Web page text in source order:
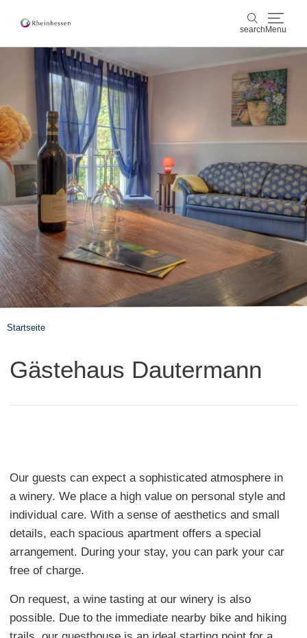
search Menu
search
wine & culinary
sports & nature
culture & cities
events
booking & service
ShopRheinhessen-Blog
Startseite
Gästehaus Dautermann
Our guests can expect a sophisticated atmosphere in
a winery. We place a high value on personal style and
individual care. With a sense of aesthetics and small
details, each spacious apartment offers a special
arrangement. During your stay, you can park your car
free of charge.
On request, a wine tasting at our winery is also
possible. Due to the immediate nearby bike and hiking